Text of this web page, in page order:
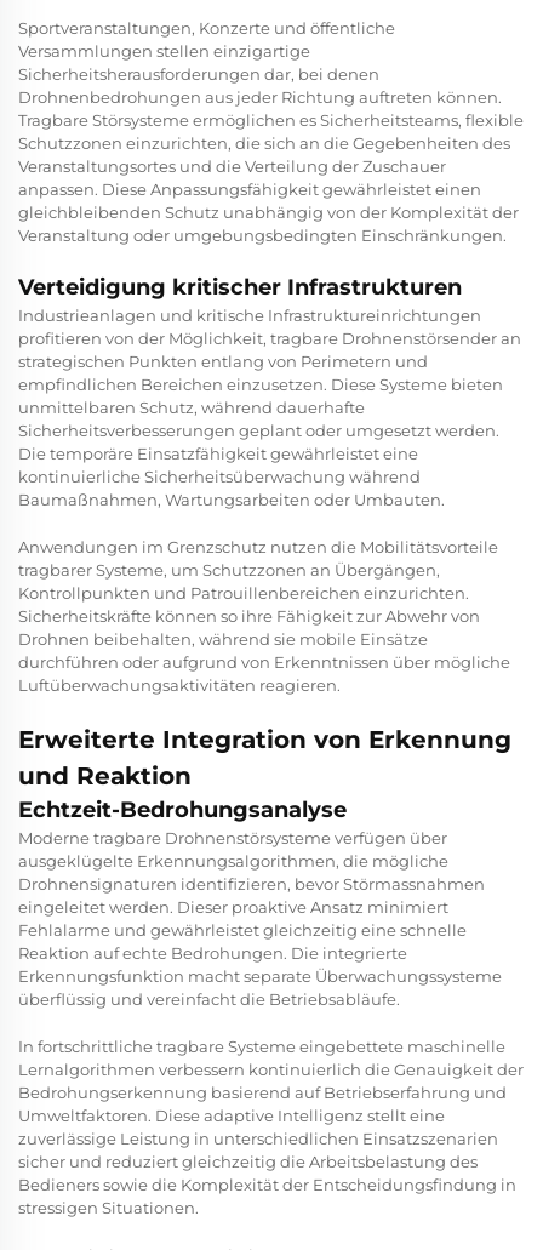
Sportveranstaltungen, Konzerte und öffentliche
Versammlungen stellen einzigartige
Sicherheitsherausforderungen dar, bei denen
Drohnenbedrohungen aus jeder Richtung auftreten können.
Tragbare Störsysteme ermöglichen es Sicherheitsteams, flexible
Schutzzonen einzurichten, die sich an die Gegebenheiten des
Veranstaltungsortes und die Verteilung der Zuschauer
anpassen. Diese Anpassungsfähigkeit gewährleistet einen
gleichbleibenden Schutz unabhängig von der Komplexität der
Veranstaltung oder umgebungsbedingten Einschränkungen.
Verteidigung kritischer Infrastrukturen
Industrieanlagen und kritische Infrastruktureinrichtungen
profitieren von der Möglichkeit, tragbare Drohnenstörsender an
strategischen Punkten entlang von Perimetern und
empfindlichen Bereichen einzusetzen. Diese Systeme bieten
unmittelbaren Schutz, während dauerhafte
Sicherheitsverbesserungen geplant oder umgesetzt werden.
Die temporäre Einsatzfähigkeit gewährleistet eine
kontinuierliche Sicherheitsüberwachung während
Baumaßnahmen, Wartungsarbeiten oder Umbauten.
Anwendungen im Grenzschutz nutzen die Mobilitätsvorteile
tragbarer Systeme, um Schutzzonen an Übergängen,
Kontrollpunkten und Patrouillenbereichen einzurichten.
Sicherheitskräfte können so ihre Fähigkeit zur Abwehr von
Drohnen beibehalten, während sie mobile Einsätze
durchführen oder aufgrund von Erkenntnissen über mögliche
Luftüberwachungsaktivitäten reagieren.
Erweiterte Integration von Erkennung
und Reaktion
Echtzeit-Bedrohungsanalyse
Moderne tragbare Drohnenstörsysteme verfügen über
ausgeklügelte Erkennungsalgorithmen, die mögliche
Drohnensignaturen identifizieren, bevor Störmassnahmen
eingeleitet werden. Dieser proaktive Ansatz minimiert
Fehlalarme und gewährleistet gleichzeitig eine schnelle
Reaktion auf echte Bedrohungen. Die integrierte
Erkennungsfunktion macht separate Überwachungssysteme
überflüssig und vereinfacht die Betriebsabläufe.
In fortschrittliche tragbare Systeme eingebettete maschinelle
Lernalgorithmen verbessern kontinuierlich die Genauigkeit der
Bedrohungserkennung basierend auf Betriebserfahrung und
Umweltfaktoren. Diese adaptive Intelligenz stellt eine
zuverlässige Leistung in unterschiedlichen Einsatzszenarien
sicher und reduziert gleichzeitig die Arbeitsbelastung des
Bedieners sowie die Komplexität der Entscheidungsfindung in
stressigen Situationen.